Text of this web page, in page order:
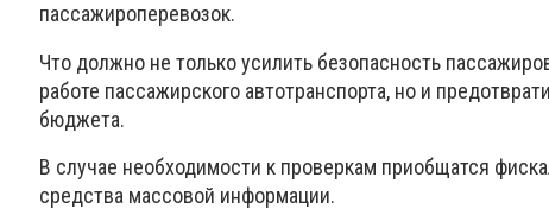
пассажироперевозок.
Что должно не только усилить безопасность
работе пассажирского автотранспорта, но и
бюджета.
В случае необходимости к проверкам приобщатся
средства массовой информации.